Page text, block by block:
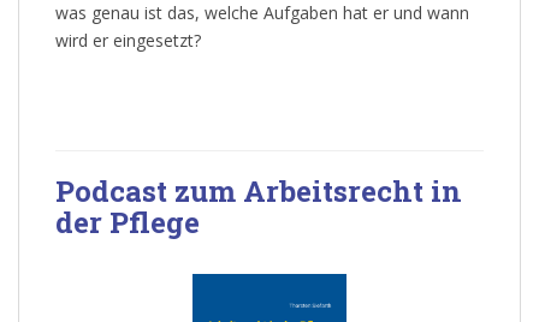
was genau ist das, welche Aufgaben hat er und wann
wird er eingesetzt?
Podcast zum Arbeitsrecht in
der Pflege